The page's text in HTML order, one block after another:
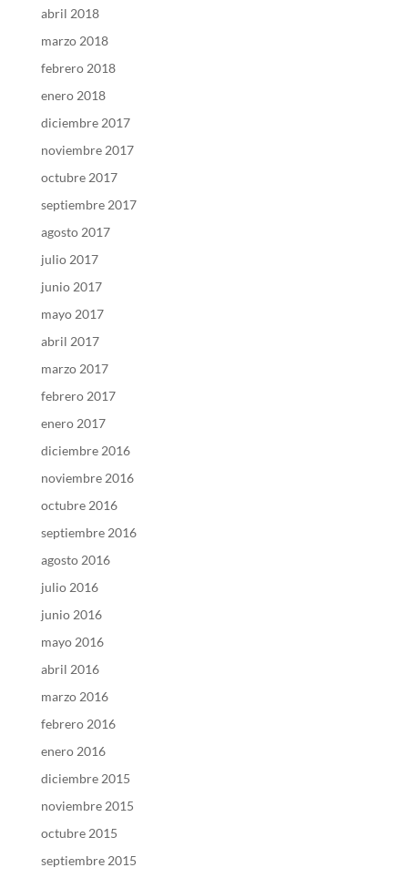
abril 2018
marzo 2018
febrero 2018
enero 2018
diciembre 2017
noviembre 2017
octubre 2017
septiembre 2017
agosto 2017
julio 2017
junio 2017
mayo 2017
abril 2017
marzo 2017
febrero 2017
enero 2017
diciembre 2016
noviembre 2016
octubre 2016
septiembre 2016
agosto 2016
julio 2016
junio 2016
mayo 2016
abril 2016
marzo 2016
febrero 2016
enero 2016
diciembre 2015
noviembre 2015
octubre 2015
septiembre 2015